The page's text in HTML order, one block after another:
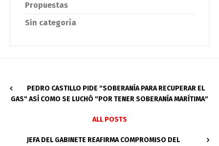
Propuestas
Sin categoría
PEDRO CASTILLO PIDE "SOBERANÍA PARA RECUPERAR EL
GAS" ASÍ COMO SE LUCHÓ "POR TENER SOBERANÍA MARÍTIMA"
ALL POSTS
JEFA DEL GABINETE REAFIRMA COMPROMISO DEL